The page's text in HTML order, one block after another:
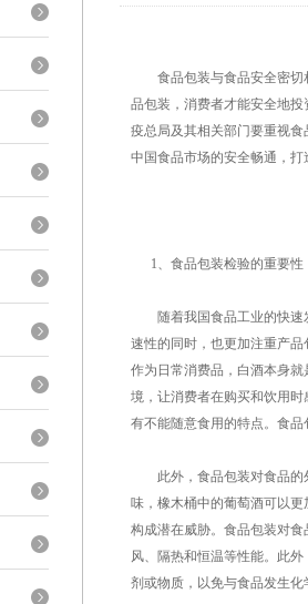
食品包装与食品安全密切
品包装，消费者才能安全地
疫总局及其相关部门要重视
中国食品市场的安全畅通，
1、食品包装检验的重要性
随着我国食品工业的快速
速性的同时，也更加注重产
作为日常消费品，白酒本身
境，让消费者在购买和饮用
有不能随意食用的特点。食
此外，食品包装对食品的
味，橡木桶中的葡萄酒可以
构成潜在威胁。食品包装对
风、隔热和恒温等性能。此
剂或物质，以免与食品发生